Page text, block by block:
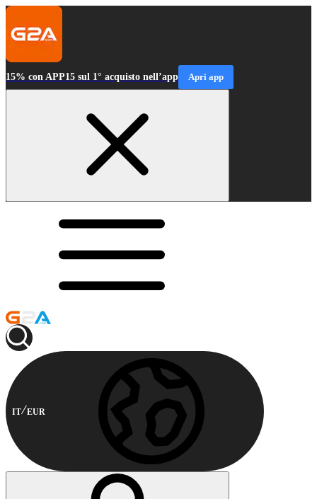
15% con APP15 sul 1° acquisto nell’app Apri app
IT EUR